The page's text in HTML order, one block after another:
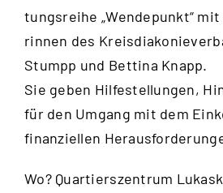
tungsreihe „Wendepunkt“
rinnen des
Stumpp und Bettina Knapp.
Sie geben Hilfestellungen,
für den Umgang mit dem
finanziellen
Wo? Quartierszentrum